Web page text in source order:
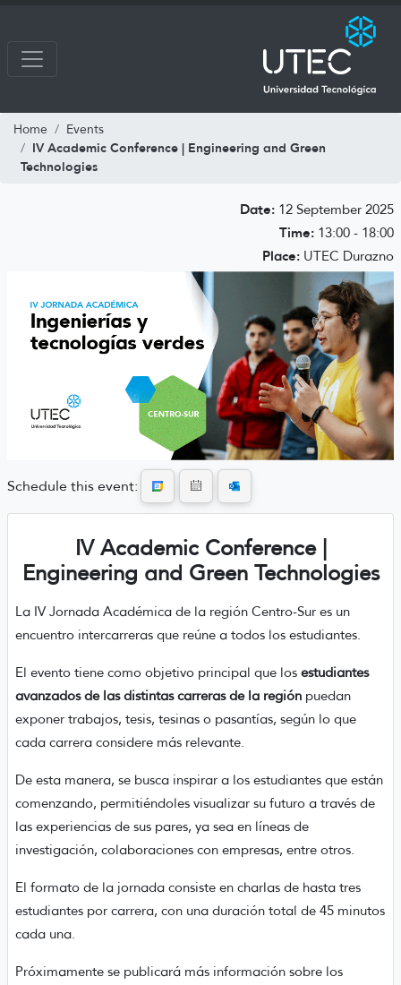
Home Events
IV Academic Conference | Engineering and Green
Technologies
Date: 12 September 2025
Time: 13:00 - 18:00
Place: UTEC Durazno
Schedule this event:
IV Academic Conference |
Engineering and Green Technologies
La IV Jornada Académica de la región Centro-Sur es un
encuentro intercarreras que reúne a todos los estudiantes.
El evento tiene como objetivo principal que los estudiantes
avanzados de las distintas carreras de la región puedan
exponer trabajos, tesis, tesinas o pasantías, según lo que
cada carrera considere más relevante.
De esta manera, se busca inspirar a los estudiantes que están
comenzando, permitiéndoles visualizar su futuro a través de
las experiencias de sus pares, ya sea en líneas de
investigación, colaboraciones con empresas, entre otros.
El formato de la jornada consiste en charlas de hasta tres
estudiantes por carrera, con una duración total de 45 minutos
cada una.
Próximamente se publicará más información sobre los